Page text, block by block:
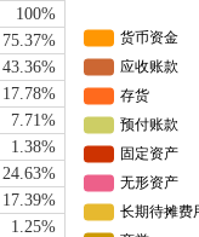
100%
75.37%
43.36%
17.78%
7.71%
1.38%
24.63%
17.39%
1.25%